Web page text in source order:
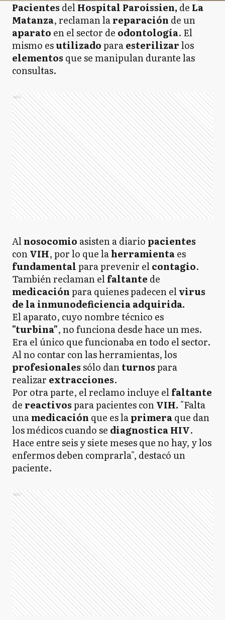
Pacientes delHospital Paroissien, de La
Matanza, reclaman lareparación de un
aparato en el sector de odontología. El
mismo esutilizadoparaesterilizarlos
elementos que se manipulan durante las
consultas.
Ads
Alnosocomio asisten a diario pacientes
conVIH, por lo que laherramientaes
fundamentalpara prevenir elcontagio.
También reclaman elfaltante de
medicaciónpara quienes padecen elvirus
de la inmunodeficiencia adquirida.
El aparato, cuyo nombre técnico es
"turbina", no funciona desde hace un mes.
Era el único que funcionaba en todo el sector.
Al no contar con las herramientas, los
profesionalessólo danturnospara
realizar extracciones.
Por otra parte, el reclamo incluye elfaltante
de reactivospara pacientes conVIH. "Falta
unamedicación que es laprimeraque dan
los médicos cuando se diagnostica HIV.
Hace entre seis y siete meses que no hay, y los
enfermos deben comprarla", destacó un
paciente.
Ads